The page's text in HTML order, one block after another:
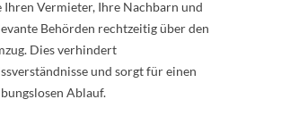
Ihren Vermieter, Ihre Nachbarn und
Behörden rechtzeitig über den
Dies verhindert
und sorgt für einen
Ablauf.